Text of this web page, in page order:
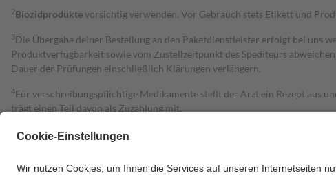
2Biozidproduktevorsichtig verwenden. Vor Gebrauch stets Etikett und
3Die Übergabe deiner Bestellung an den Paketdienstleister erfolgt bei uns
Produktverfügbarkeit sowie vom Zustellzeitpunkt des Spediteurs
Dauer der Prüfungen einschließlich Klärungen verlängern.
4Für verschreibungspflichtige Medikamente stellt der Arzt ein Rezept aus
trägt einen Teil davon als Zuzahlung mit.
zu entrichten.
Bei Heilmitteln und häuslicher Krankenpflege beträgt die Zuzahlung zehn